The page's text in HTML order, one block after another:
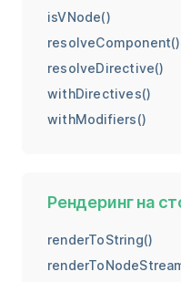
isVNode()
resolveComponent()
resolveDirective()
withDirectives()
withModifiers()
Рендеринг на
renderToString()